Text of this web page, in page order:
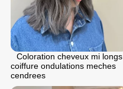
Coloration cheveux mi longs
coiffure ondulations meches
cendrees